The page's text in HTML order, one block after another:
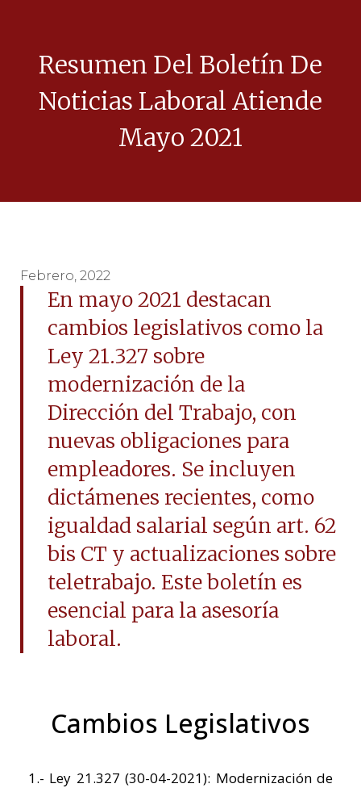
Resumen Del Boletín De
Noticias Laboral Atiende
Mayo 2021
Febrero, 2022
En mayo 2021 destacan
cambios legislativos como la
Ley 21.327 sobre
modernización de la
Dirección del Trabajo, con
nuevas obligaciones para
empleadores. Se incluyen
dictámenes recientes, como
igualdad salarial según art. 62
bis CT y actualizaciones sobre
teletrabajo. Este boletín es
esencial para la asesoría
laboral.
Cambios Legislativos
1.- Ley 21.327 (30-04-2021): Modernización de